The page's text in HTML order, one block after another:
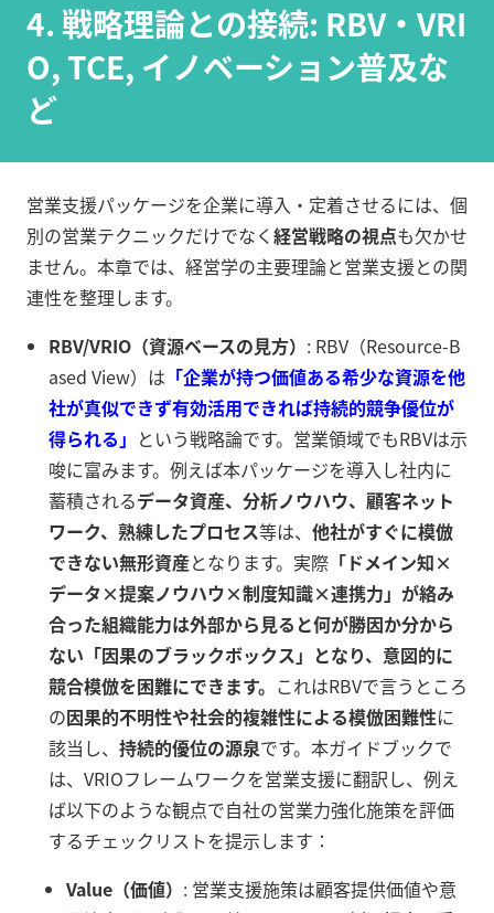
4. 戦略理論との接続: RBV・VRI
O, TCE, イノベーション普及な
ど
営業支援パッケージを企業に導入・定着させるには、個
別の営業テクニックだけでなく経営戦略の視点も欠かせ
ません。本章では、経営学の主要理論と営業支援との関
連性を整理します。
RBV/VRIO（資源ベースの見方） : RBV（Resource-B
ased View）は 「企業が持つ価値ある希少な資源を他
社が真似できず有効活用できれば持続的競争優位が
得られる」 という戦略論です。営業領域でもRBVは示
唆に富みます。例えば本パッケージを導入し社内に
蓄積されるデータ資産、分析ノウハウ、顧客ネット
ワーク、熟練したプロセス等は、 他社がすぐに模倣
できない無形資産となります。実際 「ドメイン知×
データ×提案ノウハウ×制度知識×連携力」が絡み
合った組織能力は外部から見ると何が勝因か分から
ない「因果のブラックボックス」となり、意図的に
競合模倣を困難にできます。 これはRBVで言うところ
の因果的不明性や社会的複雑性による模倣困難性に
該当し、 持続的優位の源泉です。本ガイドブックで
は、VRIOフレームワークを営業支援に翻訳し、例え
ば以下のような観点で自社の営業力強化施策を評価
するチェックリストを提示します：
Value（価値） : 営業支援施策は顧客提供価値や意